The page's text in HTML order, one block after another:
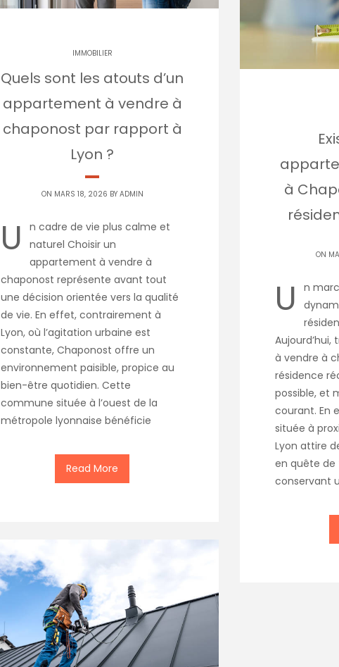
IMMOBILIER
Quels sont les atouts d’un
appartement à vendre à
chaponost par rapport à
Lyon ?
ON MARS 18, 2026 BY ADMIN
U
n cadre de vie plus calme et
naturel Choisir un
appartement à vendre à
chaponost représente avant tout
une décision orientée vers la qualité
de vie. En effet, contrairement à
Lyon, où l’agitation urbaine est
constante, Chaponost offre un
environnement paisible, propice au
bien-être quotidien. Cette
commune située à l’ouest de la
métropole lyonnaise bénéficie
Read More
à
ON
U
n
à vendre à
résidence
possible, et
courant. En
située à
Lyon attire
en quête
conservant